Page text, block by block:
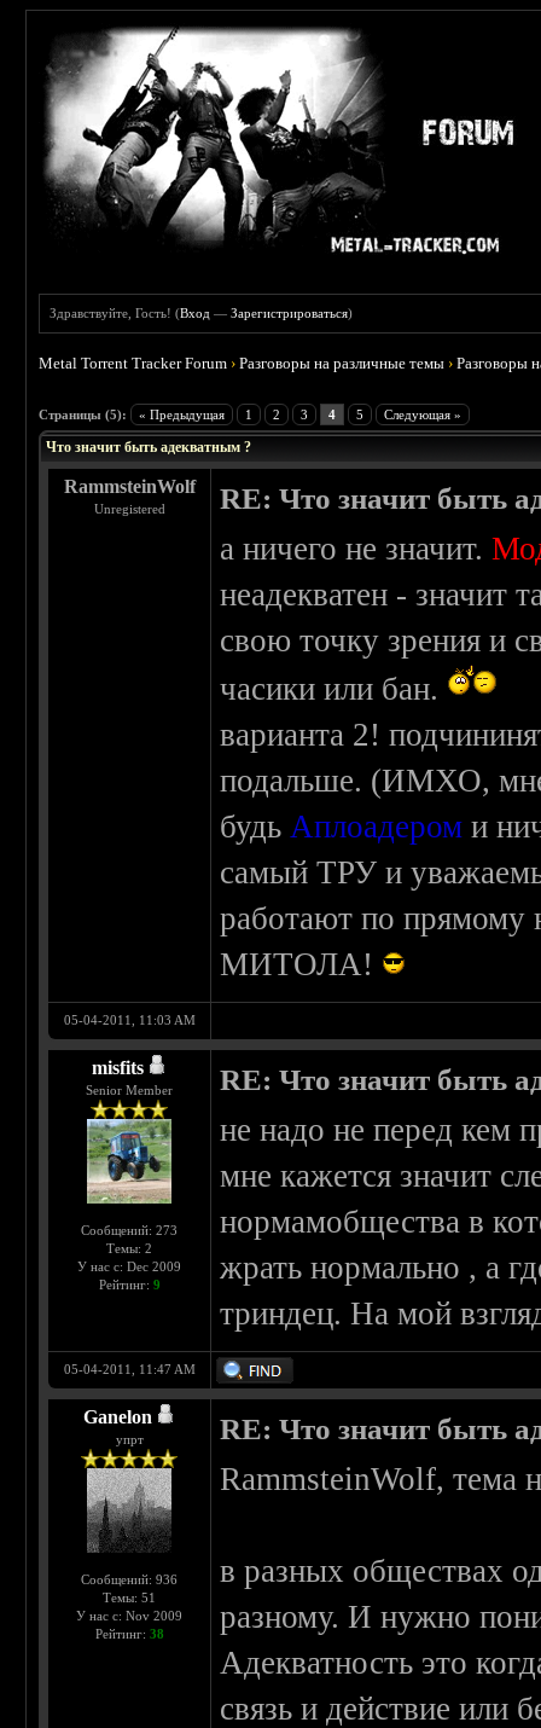
Здравствуйте, Гость! (Вход —Зарегистрироваться)
Metal Torrent Tracker Forum ›Разговоры на различные темы ›Разговоры
Страницы (5): « Предыдущая 1 2 3 4 5 Следующая »
Что значит быть адекватным ?
RammsteinWolf
Unregistered RE: Что значит быть
а ничего не значит.
неадекватен - значит
свою точку зрения и
часики или бан.
варианта 2!
подальше. (ИМХО,
будьАплоадероми
самый ТРУ и
работают по прямому
МИТОЛА!
05-04-2011, 11:03 AM
misfits
Senior Member
Сообщений: 273
Темы: 2
У нас с: Dec 2009
Рейтинг: 9
RE: Что значит быть
не надо не перед кем
мне кажется значит
нормамобщества в
жрать нормально , а
триндец. На мой
05-04-2011, 11:47 AM
Ganelon
упрт
Сообщений: 936
Темы: 51
У нас с: Nov 2009
Рейтинг: 38
RE: Что значит быть
RammsteinWolf, тема
в разных обществах
разному. И нужно
Адекватность это
связь и действие или